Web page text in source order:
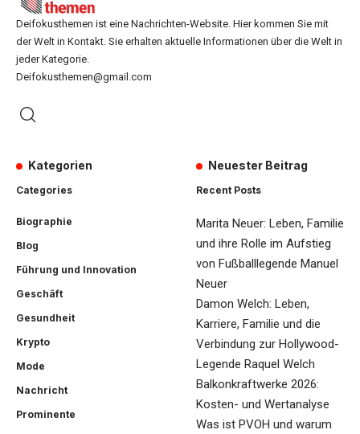
Deifokusthemen ist eine Nachrichten-Website. Hier kommen Sie mit
der Welt in Kontakt. Sie erhalten aktuelle Informationen über die Welt in
jeder Kategorie.
Deifokusthemen@gmail.com
Kategorien
Categories
Biographie
Blog
Führung und Innovation
Geschäft
Gesundheit
Krypto
Mode
Nachricht
Prominente
Neuester Beitrag
Recent Posts
Marita Neuer: Leben, Familie
und ihre Rolle im Aufstieg
von Fußballlegende Manuel
Neuer
Damon Welch: Leben,
Karriere, Familie und die
Verbindung zur Hollywood-
Legende Raquel Welch
Balkonkraftwerke 2026:
Kosten- und Wertanalyse
Was ist PVOH und warum